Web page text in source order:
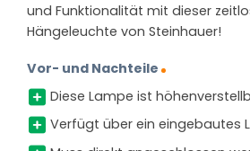
und Funktionalität mit dieser
Hängeleuchte von Steinhauer!
Vor- und Nachteile
Diese Lampe ist
Verfügt über ein eingebautes